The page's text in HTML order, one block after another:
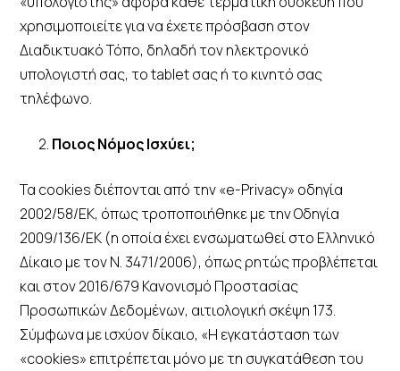
χρησιμοποιείτε για να έχετε πρόσβαση στον
Διαδικτυακό Τόπο, δηλαδή τον ηλεκτρονικό
υπολογιστή σας, το tablet σας ή το κινητό σας
τηλέφωνο.
2. Ποιος Νόμος Ισχύει;
Τα cookies διέπονται από την «e-Privacy» οδηγία
2002/58/ΕΚ, όπως τροποποιήθηκε με την Οδηγία
2009/136/ΕΚ (η οποία έχει ενσωματωθεί στο Ελληνικό
Δίκαιο με τον Ν. 3471/2006), όπως ρητώς προβλέπεται
και στον 2016/679 Κανονισμό Προστασίας
Προσωπικών Δεδομένων, αιτιολογική σκέψη 173.
Σύμφωνα με ισχύον δίκαιο, «Η εγκατάσταση των
«cookies» επιτρέπεται μόνο με τη συγκατάθεση του